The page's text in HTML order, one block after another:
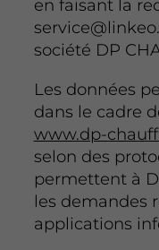
en faisant la
société DP
Les données
dans le cadre
www.dp-
selon des
permettent à
les demandes
applications